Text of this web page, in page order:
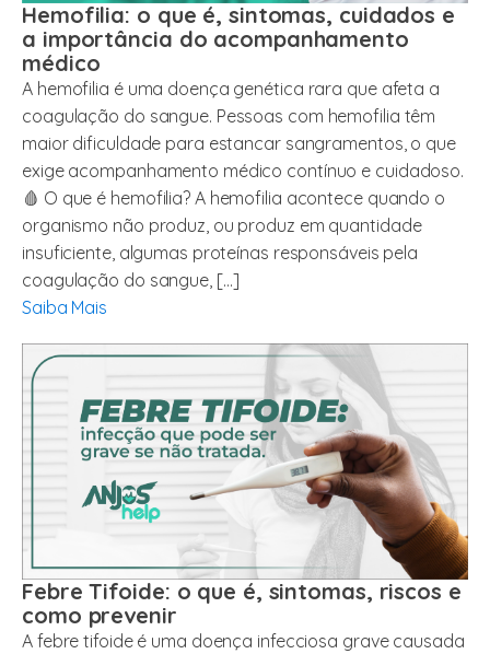
Hemofilia: o que é, sintomas, cuidados e
a importância do acompanhamento
médico
A hemofilia é uma doença genética rara que afeta a
coagulação do sangue. Pessoas com hemofilia têm
maior dificuldade para estancar sangramentos, o que
exige acompanhamento médico contínuo e cuidadoso.
🩸 O que é hemofilia? A hemofilia acontece quando o
organismo não produz, ou produz em quantidade
insuficiente, algumas proteínas responsáveis pela
coagulação do sangue, […]
Saiba Mais
Febre Tifoide: o que é, sintomas, riscos e
como prevenir
A febre tifoide é uma doença infecciosa grave causada